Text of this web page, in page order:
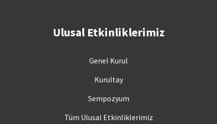
Ulusal Etkinliklerimiz
Genel Kurul
Kurultay
Sempozyum
Tüm Ulusal Etkinliklerimiz